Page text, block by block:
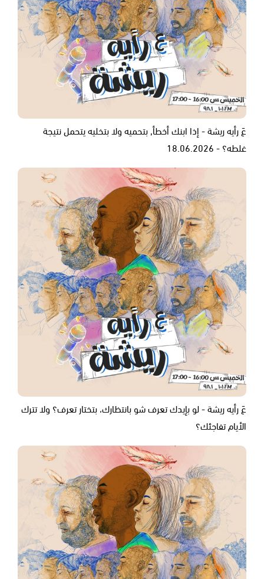
عَ رأيه ريشة - إذا ابنك أخطأ, بتحميه ولا بتخليه يتحمل نتيجة
غلطه؟ - 18.06.2026
عَ رأيه ريشة - لو بإيدك تعرف شو بانتظارك، بتختار تعرف؟ ولا تترك
الأيام تفاجئك؟